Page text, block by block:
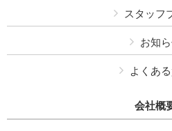
スタッフ
お知
よくあ
会社概